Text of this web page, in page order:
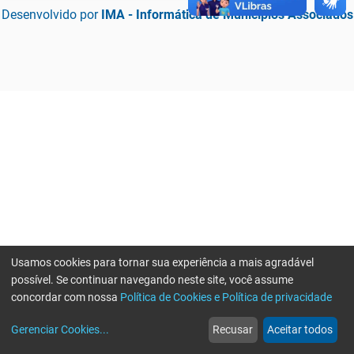
Desenvolvido por IMA - Informática de Municípios Associados
web
Notícias
more_horiz
Mais
Usamos cookies para tornar sua experiência a mais agradável
possível. Se continuar navegando neste site, você assume
concordar com nossa Política de Cookies e Política de privacidade
Gerenciar Cookies... Recusar Aceitar todos
Erro ao enviar informações, por favor tente novamente